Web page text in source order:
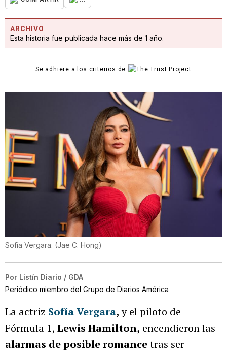
ARCHIVO
Esta historia fue publicada hace más de 1 año.
Se adhiere a los criterios de
Sofía Vergara. (Jae C. Hong)
Por Listín Diario / GDA
Periódico miembro del Grupo de Diarios América
La actriz Sofía Vergara,y el piloto de
Fórmula 1, Lewis Hamilton, encendieron las
alarmas de posible romancetras ser